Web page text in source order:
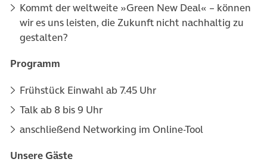
Kommt der weltweite »Green New Deal« – können
wir es uns leisten, die Zukunft nicht nachhaltig zu
gestalten?
Programm
Frühstück Einwahl ab 7.45 Uhr
Talk ab 8 bis 9 Uhr
anschließend Networking im Online-Tool
Unsere Gäste